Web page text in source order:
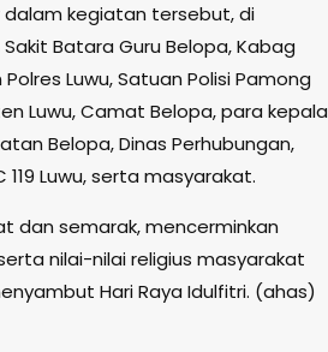
dalam kegiatan tersebut, di
Batara Guru Belopa, Kabag
Luwu, Satuan Polisi Pamong
Luwu, Camat Belopa, para kepala
Belopa, Dinas Perhubungan,
Luwu, serta masyarakat.
dan semarak, mencerminkan
nilai-nilai religius masyarakat
Hari Raya Idulfitri. (ahas)